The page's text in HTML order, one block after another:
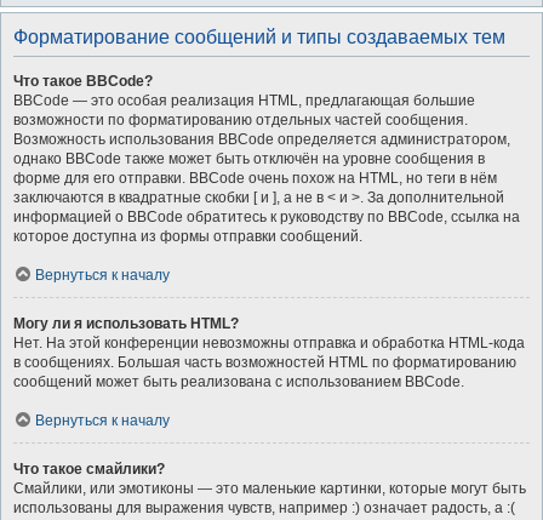
Форматирование сообщений и типы создаваемых тем
Что такое BBCode?
BBCode — это особая реализация HTML, предлагающая большие
возможности по форматированию отдельных частей сообщения.
Возможность использования BBCode определяется администратором,
однако BBCode также может быть отключён на уровне сообщения в
форме для его отправки. BBCode очень похож на HTML, но теги в нём
заключаются в квадратные скобки [ и ], а не в < и >. За дополнительной
информацией о BBCode обратитесь к руководству по BBCode, ссылка на
которое доступна из формы отправки сообщений.
Вернуться к началу
Могу ли я использовать HTML?
Нет. На этой конференции невозможны отправка и обработка HTML-кода
в сообщениях. Большая часть возможностей HTML по форматированию
сообщений может быть реализована с использованием BBCode.
Вернуться к началу
Что такое смайлики?
Смайлики, или эмотиконы — это маленькие картинки, которые могут быть
использованы для выражения чувств, например :) означает радость, а :(